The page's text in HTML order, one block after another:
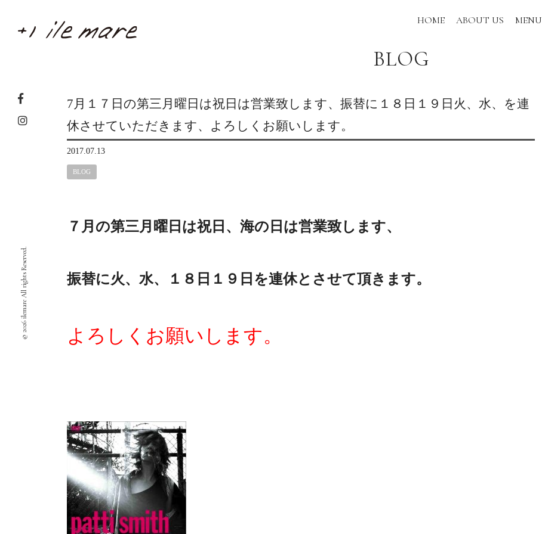
HOME ABOUT US MENU
© 2026 ilemare All rights Reserved.
BLOG
7月１７日の第三月曜日は祝日は営業致します、振替に１８日１９日火、水、を連
休させていただきます、よろしくお願いします。
2017.07.13
BLOG
７月の第三月曜日は祝日、海の日は営業致します、
振替に火、水、１８日１９日を連休とさせて頂きます。
よろしくお願いします。